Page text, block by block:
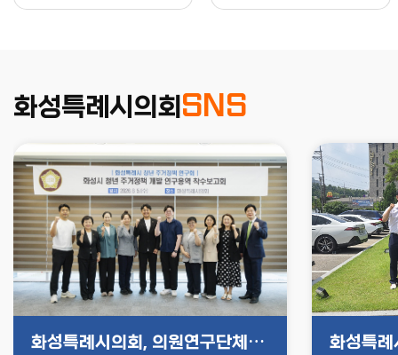
화성특례시의회 SNS
화성특례시의회, 의원연구단체 지역순환경제·청년일자리·청년주거 연구용역 착수